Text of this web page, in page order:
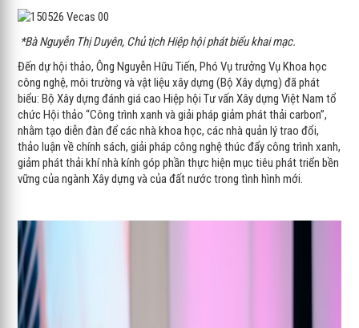
*Bà Nguyễn Thị Duyên, Chủ tịch Hiệp hội phát biểu khai mạc.
Đến dự hội thảo, Ông Nguyễn Hữu Tiến, Phó Vụ trưởng Vụ Khoa học
công nghệ, môi trường và vật liệu xây dựng (Bộ Xây dựng) đã phát
biểu: Bộ Xây dựng đánh giá cao Hiệp hội Tư vấn Xây dựng Việt Nam tổ
chức Hội thảo “Công trình xanh và giải pháp giảm phát thải carbon”,
nhằm tạo diễn đàn để các nhà khoa học, các nhà quản lý trao đổi,
thảo luận về chính sách, giải pháp công nghệ thúc đẩy công trình xanh,
giảm phát thải khí nhà kính góp phần thực hiện mục tiêu phát triển bền
vững của ngành Xây dựng và của đất nước trong tình hình mới.